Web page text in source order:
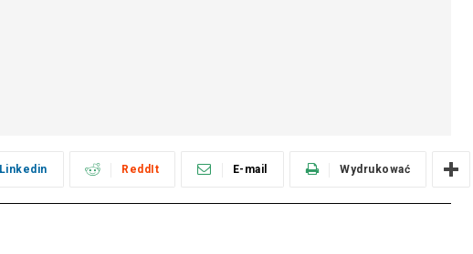
Linkedin ReddIt E-mail Wydrukować